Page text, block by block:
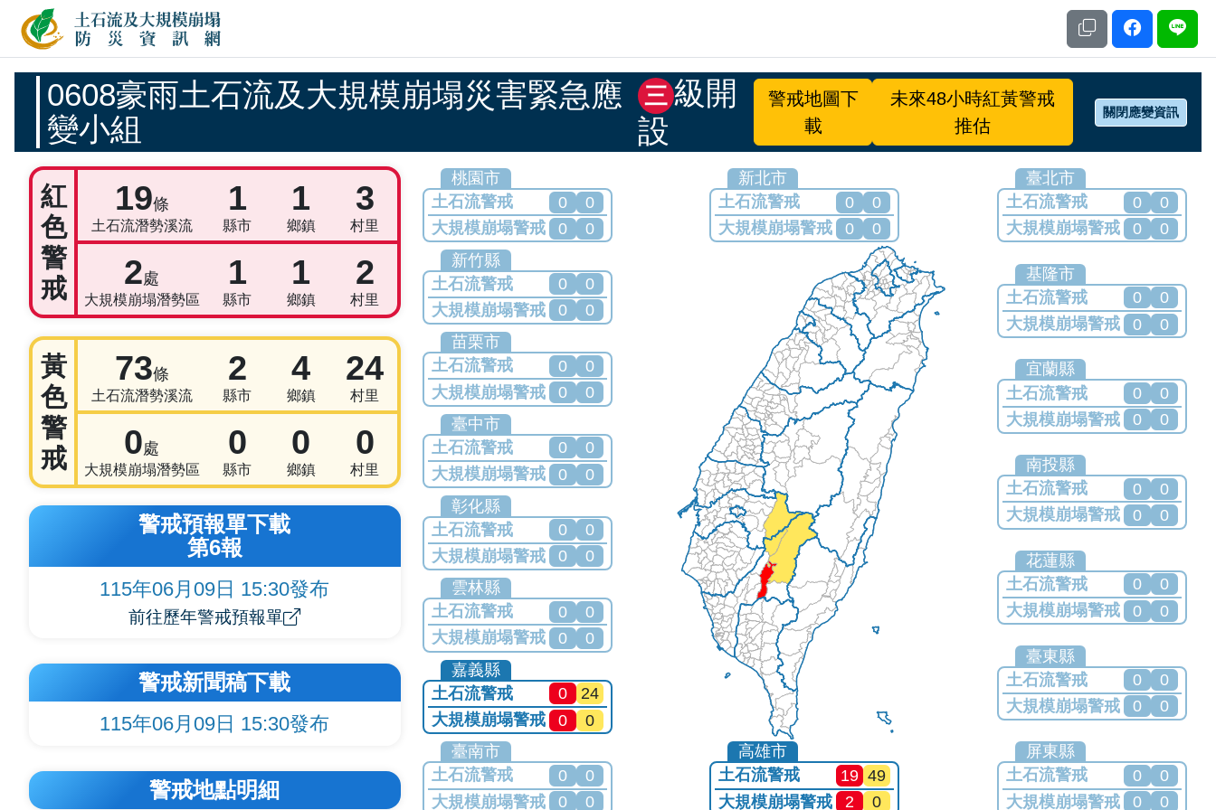
土石流及大規模崩塌防災資訊網
應變開設專區
0608豪雨土石流及大規模崩塌災害緊急應
變小組
三 級開
設
警戒地圖下
載
未來48小時紅黃警戒
推估
關閉應變資訊
警戒統計資訊
紅
色
警
戒
19條
土石流潛勢溪流
1
縣市
1
鄉鎮
3
村里
2處
大規模崩塌潛勢區
1
縣市
1
鄉鎮
2
村里
黃
色
警
戒
73條
土石流潛勢溪流
2
縣市
4
鄉鎮
24
村里
0處
大規模崩塌潛勢區
0
縣市
0
鄉鎮
0
村里
警戒預報單下載
第6報
115年06月09日 15:30發布
前往歷年警戒預報單
警戒新聞稿下載
115年06月09日 15:30發布
警戒地點明細
警戒地圖與縣市列表
桃園市
土石流警戒
0
0
大規模崩塌警戒
0
0
目前無發布任何警戒
新竹縣
土石流警戒
0
0
大規模崩塌警戒
0
0
目前無發布任何警戒
苗栗市
土石流警戒
0
0
大規模崩塌警戒
0
0
目前無發布任何警戒
臺中市
土石流警戒
0
0
大規模崩塌警戒
0
0
目前無發布任何警戒
彰化縣
土石流警戒
0
0
大規模崩塌警戒
0
0
目前無發布任何警戒
雲林縣
土石流警戒
0
0
大規模崩塌警戒
0
0
目前無發布任何警戒
嘉義縣
土石流警戒
0
24
大規模崩塌警戒
0
0
目前有發布警戒
臺南市
土石流警戒
0
0
大規模崩塌警戒
0 0
新北市
土石流警戒
0
0
大規模崩塌警戒
0
0
高雄市
土石流警戒
19 49
大規模崩塌警戒
2 0
臺北市
土石流警戒
0
0
大規模崩塌警戒
0
0
基隆市
土石流警戒
0
0
大規模崩塌警戒
0
0
宜蘭縣
土石流警戒
0
0
大規模崩塌警戒
0
0
南投縣
土石流警戒
0
0
大規模崩塌警戒
0
0
花蓮縣
土石流警戒
0
0
大規模崩塌警戒
0
0
臺東縣
土石流警戒
0
0
大規模崩塌警戒
0
0
屏東縣
土石流警戒
0
0
大規模崩塌警戒
0 0